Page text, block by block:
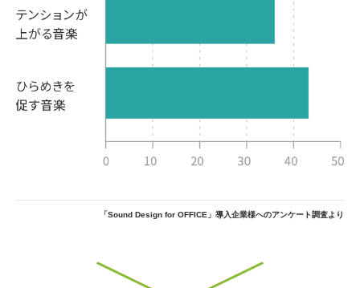
「Sound Design for OFFICE」導入企業様へのアンケート調査より